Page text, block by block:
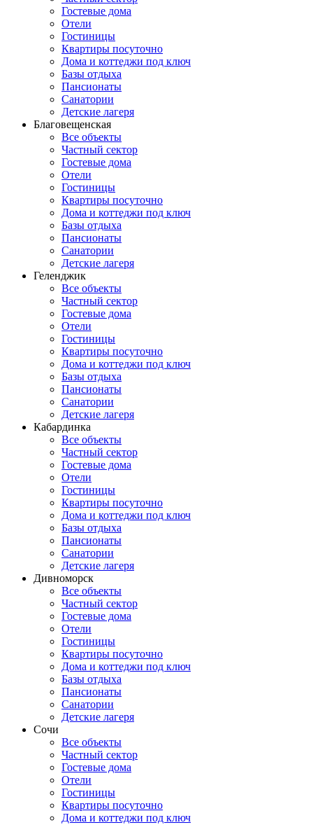
Гостевые дома
Отели
Гостиницы
Квартиры посуточно
Дома и коттеджи под ключ
Базы отдыха
Пансионаты
Санатории
Детские лагеря
Благовещенская
Все объекты
Частный сектор
Гостевые дома
Отели
Гостиницы
Квартиры посуточно
Дома и коттеджи под ключ
Базы отдыха
Пансионаты
Санатории
Детские лагеря
Геленджик
Все объекты
Частный сектор
Гостевые дома
Отели
Гостиницы
Квартиры посуточно
Дома и коттеджи под ключ
Базы отдыха
Пансионаты
Санатории
Детские лагеря
Кабардинка
Все объекты
Частный сектор
Гостевые дома
Отели
Гостиницы
Квартиры посуточно
Дома и коттеджи под ключ
Базы отдыха
Пансионаты
Санатории
Детские лагеря
Дивноморск
Все объекты
Частный сектор
Гостевые дома
Отели
Гостиницы
Квартиры посуточно
Дома и коттеджи под ключ
Базы отдыха
Пансионаты
Санатории
Детские лагеря
Сочи
Все объекты
Частный сектор
Гостевые дома
Отели
Гостиницы
Квартиры посуточно
Дома и коттеджи под ключ